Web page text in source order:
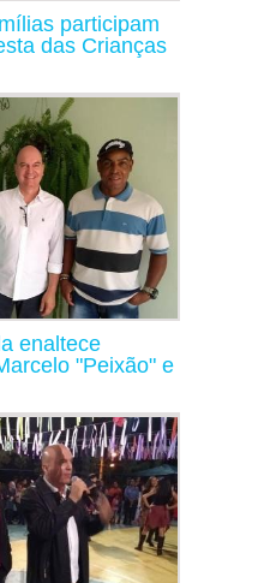
participam
das Crianças
enaltece
"Peixão" e